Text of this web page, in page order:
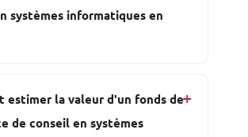
systèmes informatiques en
estimer la valeur d'un fonds de
de conseil en systèmes